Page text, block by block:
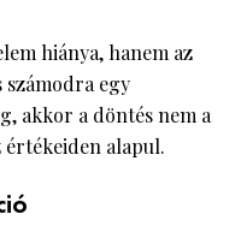
hiánya, hanem az
számodra egy
akkor a döntés nem a
értékeiden alapul.